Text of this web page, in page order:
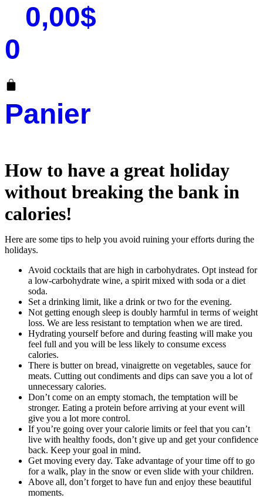
0,00$
0
Panier
How to have a great holiday
without breaking the bank in
calories!
Here are some tips to help you avoid ruining your efforts during the
holidays.
Avoid cocktails that are high in carbohydrates. Opt instead for
a low-carbohydrate wine, a spirit mixed with soda or a diet
soda.
Set a drinking limit, like a drink or two for the evening.
Not getting enough sleep is doubly harmful in terms of weight
loss. We are less resistant to temptation when we are tired.
Hydrating yourself before and during feasting will make you
feel full and you will be less likely to consume excess
calories.
There is butter on bread, vinaigrette on vegetables, sauce for
meats. Cutting out condiments and dips can save you a lot of
unnecessary calories.
Don’t come on an empty stomach, the temptation will be
stronger. Eating a protein before arriving at your event will
give you a lot more control.
If you’re going over your calorie limits or feel that you can’t
live with healthy foods, don’t give up and get your confidence
back. Keep your goal in mind.
Get moving every day. Take advantage of your time off to go
for a walk, play in the snow or even slide with your children.
Above all, don’t forget to have fun and enjoy these beautiful
moments.